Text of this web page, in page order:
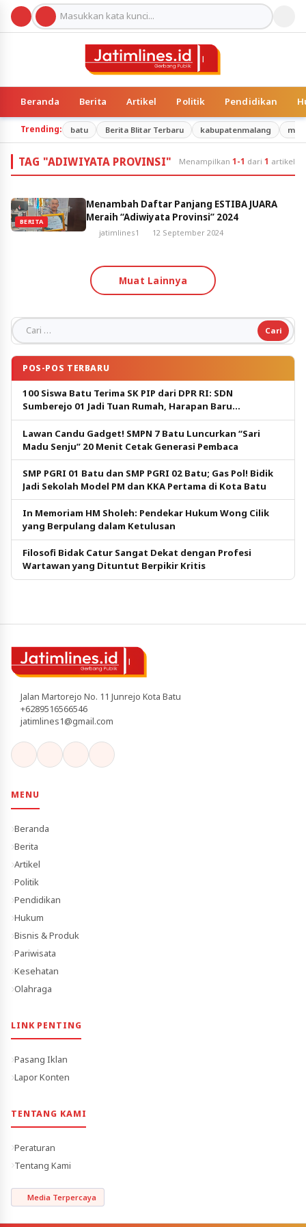
Beranda Berita Artikel Politik Pendidikan
Trending: batu Berita Blitar Terbaru kabupatenmalang
TAG "ADIWIYATA PROVINSI" Menampilkan 1-1 dari 1 artikel
BERITA
Menambah Daftar Panjang ESTIBA JUARA
Meraih “Adiwiyata Provinsi” 2024
jatimlines1 12 September 2024
Muat Lainnya
Cari untuk:
POS-POS TERBARU
100 Siswa Batu Terima SK PIP dari DPR RI: SDN
Sumberejo 01 Jadi Tuan Rumah, Harapan Baru
Pendidikan Gratis
Lawan Candu Gadget! SMPN 7 Batu Luncurkan “Sari
Madu Senju” 20 Menit Cetak Generasi Pembaca
SMP PGRI 01 Batu dan SMP PGRI 02 Batu; Gas Pol! Bidik
Jadi Sekolah Model PM dan KKA Pertama di Kota Batu
In Memoriam HM Sholeh: Pendekar Hukum Wong Cilik
yang Berpulang dalam Ketulusan
Filosofi Bidak Catur Sangat Dekat dengan Profesi
Wartawan yang Dituntut Berpikir Kritis
Jalan Martorejo No. 11 Junrejo Kota Batu
+6289516566546
jatimlines1@gmail.com
MENU
Beranda
Berita
Artikel
Politik
Pendidikan
Hukum
Bisnis & Produk
Pariwisata
Kesehatan
Olahraga
LINK PENTING
Pasang Iklan
Lapor Konten
TENTANG KAMI
Peraturan
Tentang Kami
Media Terpercaya